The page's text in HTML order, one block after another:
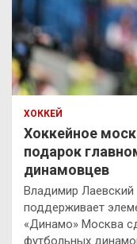
ХОККЕЙ
Хоккейное
подарок
динамовцев
Владимир
поддерживает
«Динамо» Москва
футбольных